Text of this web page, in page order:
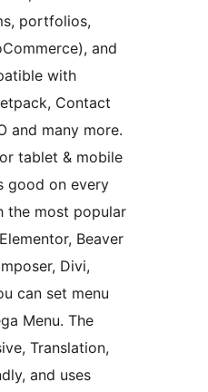
portfolios,
and
with
Contact
and many more.
tablet & mobile
good on every
the most popular
Beaver
Divi,
can set menu
Menu. The
Translation,
and uses